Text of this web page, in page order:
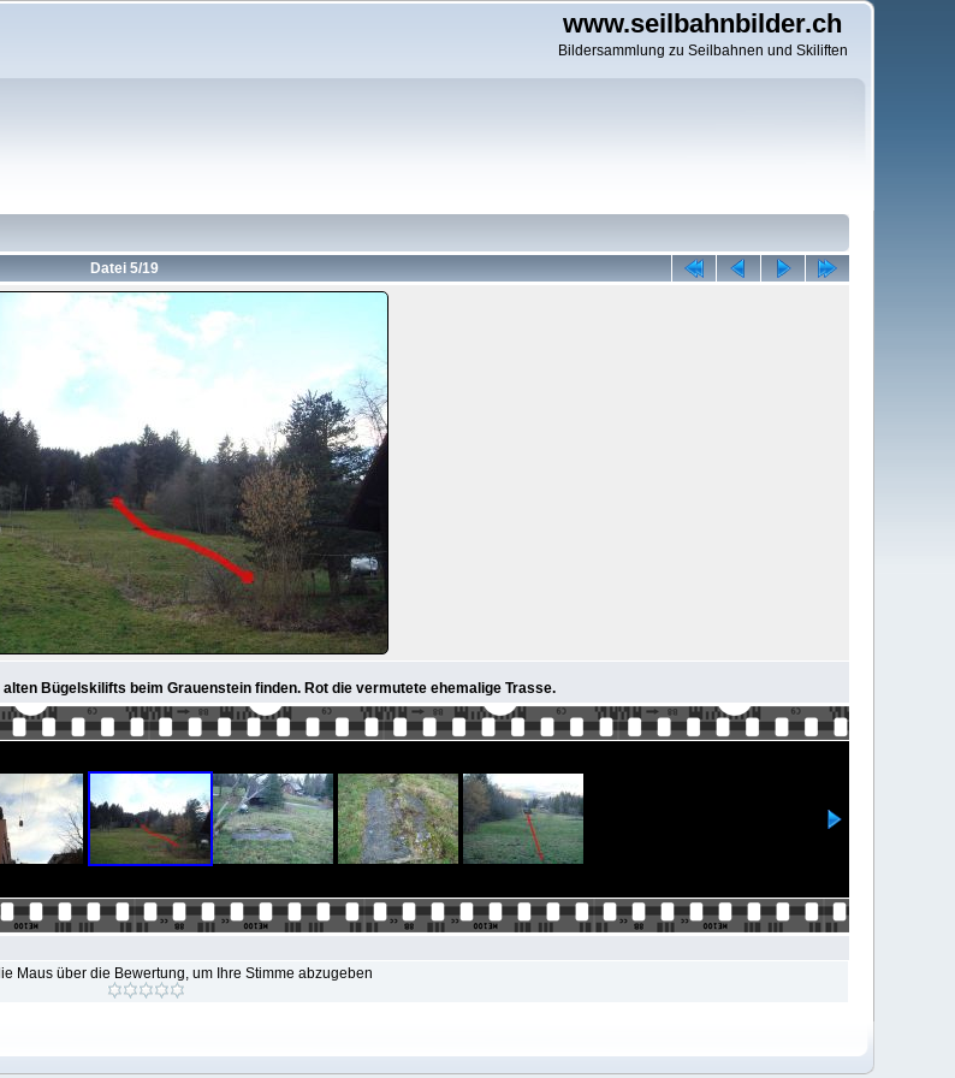
www.seilbahnbilder.ch
Bildersammlung zu Seilbahnen und Skiliften
Datei 5/19
Bügelskilifts beim Grauenstein finden. Rot die vermutete ehemalige Trasse.
Maus über die Bewertung, um Ihre Stimme abzugeben